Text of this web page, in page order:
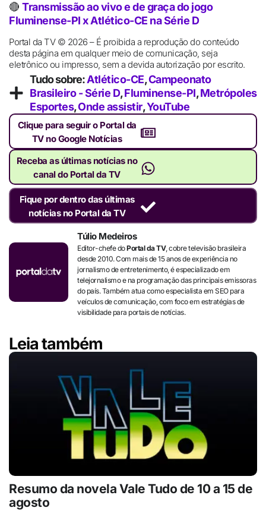
🔴 Transmissão ao vivo e de graça do jogo
Fluminense-PI x Atlético-CE na Série D
Portal da TV © 2026 – É proibida a reprodução do conteúdo
desta página em qualquer meio de comunicação, seja
eletrônico ou impresso, sem a devida autorização por escrito.
Tudo sobre:Atlético-CE,Campeonato
Brasileiro - Série D,Fluminense-PI,Metrópoles
Esportes,Onde assistir,YouTube
Clique para seguir o Portal da
TV no Google Notícias
Receba as últimas notícias no
canal do Portal da TV
Fique por dentro das últimas
notícias no Portal da TV
Túlio Medeiros
Editor-chefe doPortal da TV, cobre televisão brasileira
desde 2010. Com mais de 15 anos de experiência no
jornalismo de entretenimento, é especializado em
telejornalismo e na programação das principais emissoras
do país. Também atua como especialista em SEO para
veículos de comunicação, com foco em estratégias de
visibilidade para portais de notícias.
Leia também
Resumo da novela Vale Tudo de 10 a 15 de
agosto